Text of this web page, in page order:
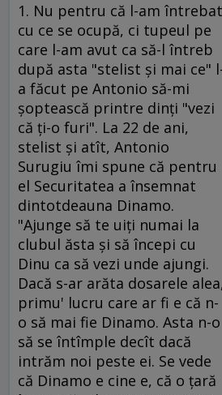
1. Nu pentru că l-am întrebat
cu ce se ocupă, ci tupeul pe
care l-am avut ca să-l întreb
după asta "stelist şi mai ce"
a făcut pe Antonio să-mi
şoptească printre dinţi "vezi
că ţi-o furi". La 22 de ani,
stelist şi atît, Antonio
Surugiu îmi spune că pentru
el Securitatea a însemnat
dintotdeauna Dinamo.
"Ajunge să te uiţi numai la
clubul ăsta şi să începi cu
Dinu ca să vezi unde ajungi.
Dacă s-ar arăta dosarele
primu' lucru care ar fi e că n-
o să mai fie Dinamo. Asta n-o
să se întîmple decît dacă
intrăm noi peste ei. Se vede
că Dinamo e cine e, că o ţară